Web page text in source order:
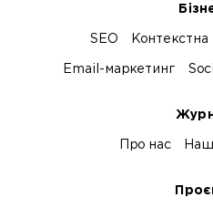
SEO Контекстна
Email-маркетинг
Про нас Наш